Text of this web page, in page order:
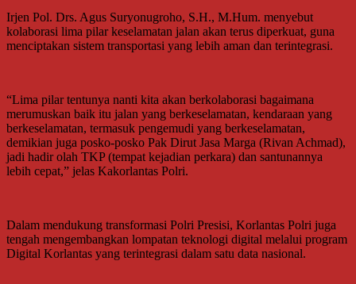
Irjen Pol. Drs. Agus Suryonugroho, S.H., M.Hum. menyebut
kolaborasi lima pilar keselamatan jalan akan terus diperkuat, guna
menciptakan sistem transportasi yang lebih aman dan terintegrasi.
“Lima pilar tentunya nanti kita akan berkolaborasi bagaimana
merumuskan baik itu jalan yang berkeselamatan, kendaraan yang
berkeselamatan, termasuk pengemudi yang berkeselamatan,
demikian juga posko-posko Pak Dirut Jasa Marga (Rivan Achmad),
jadi hadir olah TKP (tempat kejadian perkara) dan santunannya
lebih cepat,” jelas Kakorlantas Polri.
Dalam mendukung transformasi Polri Presisi, Korlantas Polri juga
tengah mengembangkan lompatan teknologi digital melalui program
Digital Korlantas yang terintegrasi dalam satu data nasional.